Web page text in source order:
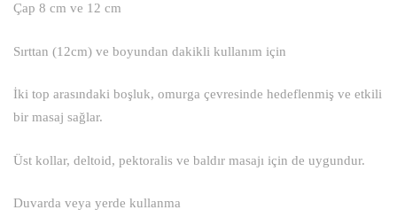
Çap 8 cm ve 12 cm
Sırttan (12cm) ve boyundan dakikli kullanım için
İki top arasındaki boşluk, omurga çevresinde hedeflenmiş ve etkili
bir masaj sağlar.
Üst kollar, deltoid, pektoralis ve baldır masajı için de uygundur.
Duvarda veya yerde kullanma